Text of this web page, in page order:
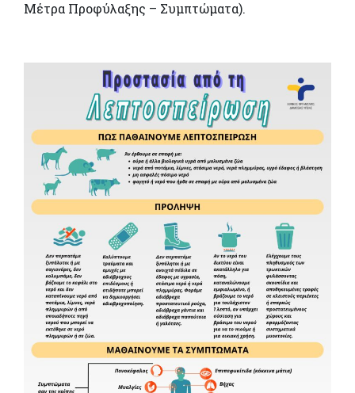
Μέτρα Προφύλαξης – Συμπτώματα).